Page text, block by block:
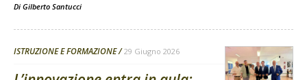
Di Gilberto Santucci
ISTRUZIONE E FORMAZIONE 29 Giugno 2026